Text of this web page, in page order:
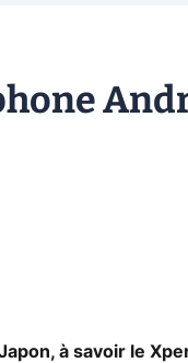
à savoir le